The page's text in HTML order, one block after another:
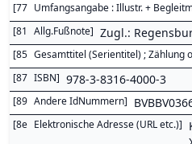
[77 Umfangsangabe : Illustr. +
[81 Allg.Fußnote] Zugl.:
[85 Gesamttitel (Serientitel) ; Zählung
[87 ISBN] 978-3-8316-4000-3
[89 Andere IdNummern]
[8e Elektronische Adresse (URL etc.)]